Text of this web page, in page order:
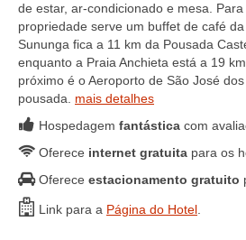
de estar, ar-condicionado e mesa.
propriedade serve um buffet de café
Sununga fica a 11 km da Pousada
enquanto a Praia Anchieta está a 19
próximo é o Aeroporto de São José
pousada. mais detalhes
Hospedagem fantástica com
Oferece internet gratuita para os
Oferece estacionamento gratuito
Link para a Página do Hotel